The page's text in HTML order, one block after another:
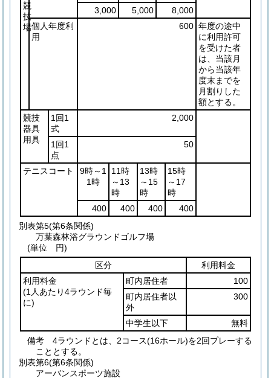
競
技
場
3,000
5,000
8,000
個人年度利
用
600 年度の途中
に利用許可
を受けた者
は、当該月
から当該年
度末までを
月割りした
額とする。
競技
器具
用具
1回1
式
2,000
1回1
点
50
テニスコート
9時～1
1時
11時
～13
時
13時
～15
時
15時
～17
時
400
400 400
400
別表第5(第6条関係)
万葉森林浴グラウンドゴルフ場
(単位 円)
区分
利用料金
利用料金
(1人あたり4ラウンド毎
に)
町内居住者
100
町内居住者以
外
300
中学生以下
無料
備考 4ラウンドとは、2コース(16ホール)を2回プレーする
こととする。
別表第6(第6条関係)
アーバンスポーツ施設